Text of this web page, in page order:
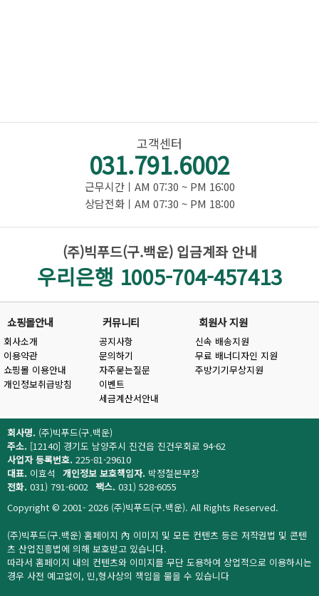
고객센터
031.791.6002
근무시간ㅣAM 07:30 ~ PM 16:00
상담전화ㅣAM 07:30 ~ PM 18:00
(주)빅푸드(구.백운) 입금계좌 안내
우리은행 1005-704-457413
쇼핑몰안내
회사소개
이용약관
쇼핑몰 이용안내
개인정보취급방침
커뮤니티
공지사항
문의하기
자주묻는질문
이벤트
세금계산서안내
회원사 지원
신속 배송지원
무료 배너디자인 지원
주방기기무상지원
회사명. (주)빅푸드(구.백운)
주소. [12140] 경기도 남양주시 진건읍 진건우회로 94-62
사업자 등록번호. 225-81-29610
대표. 이효석 개인정보 보호책임자. 박정철본부장
전화. 031) 791-6002 팩스. 031) 528-6055
Copyright © 2001- 2026 (주)빅푸드(구.백운). All Rights Reserved.
(주)빅푸드(구.백운) 홈페이지 內 이미지 및 모든 컨텐츠 등은 저작권법 및 콘텐
츠 산업진흥법에 의해 보호받고 있습니다.
따라서 홈페이지 내의 컨텐츠와 이미지를 무단 도용하여 상업적으로 이용하시는
경우 사전 예고없이, 민,형사상의 책임을 물을 수 있습니다